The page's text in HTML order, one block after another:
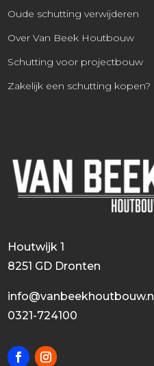
Oude schutting verwijderen
Over Van Beek Houtbouw
Schutting voor projectbouw
Zakelijk een schutting kopen?
Houtwijk 1
8251 GD Dronten
info@vanbeekhoutbouw.nl
0321-724100